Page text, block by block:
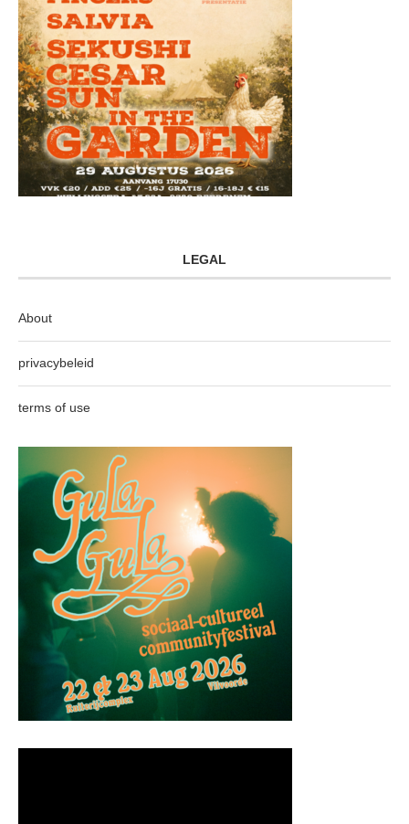
LEGAL
About
privacybeleid
terms of use